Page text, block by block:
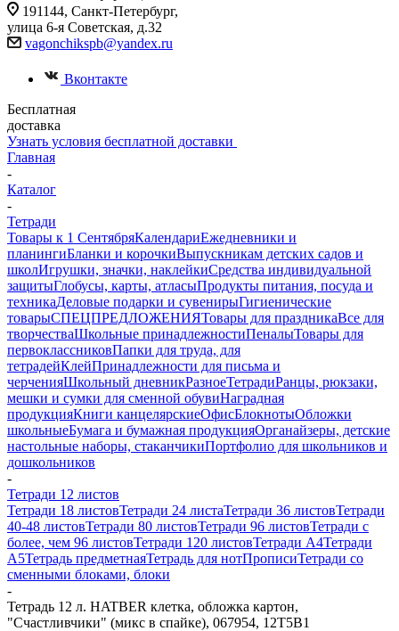
191144, Санкт-Петербург,
улица 6-я Советская, д.32
vagonchikspb@yandex.ru
Вконтакте
Бесплатная
доставка
Узнать условия бесплатной доставки
Главная
-
Каталог
-
Тетради
Товары к 1 СентябряКалендариЕжедневники и
планингиБланки и корочкиВыпускникам детских садов и
школИгрушки, значки, наклейкиСредства индивидуальной
защитыГлобусы, карты, атласыПродукты питания, посуда и
техникаДеловые подарки и сувенирыГигиенические
товарыСПЕЦПРЕДЛОЖЕНИЯТовары для праздникаВсе для
творчестваШкольные принадлежностиПеналыТовары для
первоклассниковПапки для труда, для
тетрадейКлейПринадлежности для письма и
черченияШкольный дневникРазноеТетрадиРанцы, рюкзаки,
мешки и сумки для сменной обувиНаградная
продукцияКниги канцелярскиеОфисБлокнотыОбложки
школьныеБумага и бумажная продукцияОрганайзеры, детские
настольные наборы, стаканчикиПортфолио для школьников и
дошкольников
-
Тетради 12 листов
Тетради 18 листовТетради 24 листаТетради 36 листовТетради
40-48 листовТетради 80 листовТетради 96 листовТетради с
более, чем 96 листовТетради 120 листовТетради А4Тетради
А5Тетрадь предметнаяТетрадь для нотПрописиТетради со
сменными блоками, блоки
-
Тетрадь 12 л. HATBER клетка, обложка картон,
"Счастливчики" (микс в спайке), 067954, 12Т5В1